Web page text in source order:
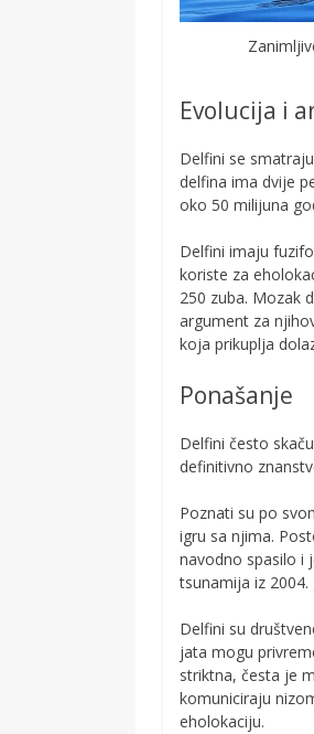
Evolucija i
Delfini se
delfina ima dvije
oko 50 milijuna
Delfini imaju
koriste za
250 zuba. Mozak
argument za
koja prikuplja
Ponašanje
Delfini često
definitivno
Poznati su po
igru sa njima.
navodno spasilo i
tsunamija iz
Delfini su
jata mogu
striktna, česta je
komuniciraju
eholokaciju.